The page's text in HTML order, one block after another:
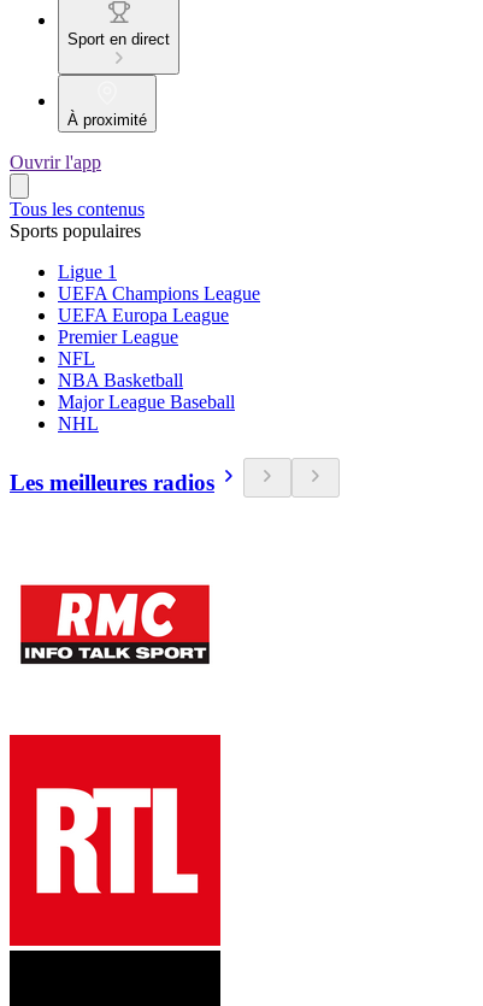
Sport en direct
À proximité
Ouvrir l'app
Tous les contenus
Sports populaires
Ligue 1
UEFA Champions League
UEFA Europa League
Premier League
NFL
NBA Basketball
Major League Baseball
NHL
Les meilleures radios